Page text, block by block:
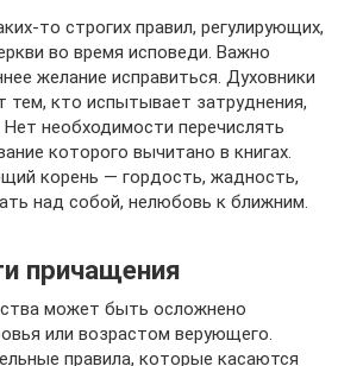
то строгих правил, регулирующих,
во время исповеди. Важно
желание исправиться. Духовники
кто испытывает затруднения,
необходимости перечислять
которого вычитано в книгах.
корень — гордость, жадность,
над собой, нелюбовь к ближним.
причащения
может быть осложнено
или возрастом верующего.
правила, которые касаются